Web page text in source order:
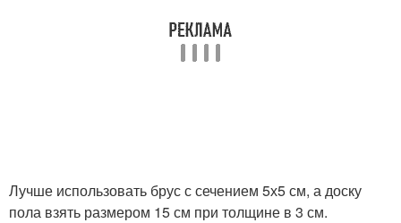
Лучше использовать брус с сечением 5х5 см, а доску
пола взять размером 15 см при толщине в 3 см.